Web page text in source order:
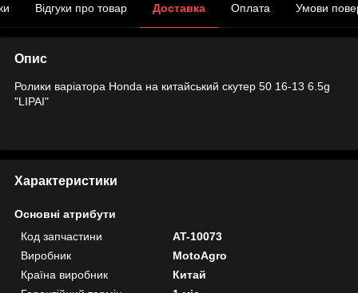
Відгуки про товар Доставка Оплата Умови
Опис
Ролики варіатора Honda на китайський скутер 50 16-13 6.5g
"LIPAI"
Характеристики
Основні атрибути
Код запчастини
AT-10073
Виробник
MotoAgro
Країна виробник
Китай